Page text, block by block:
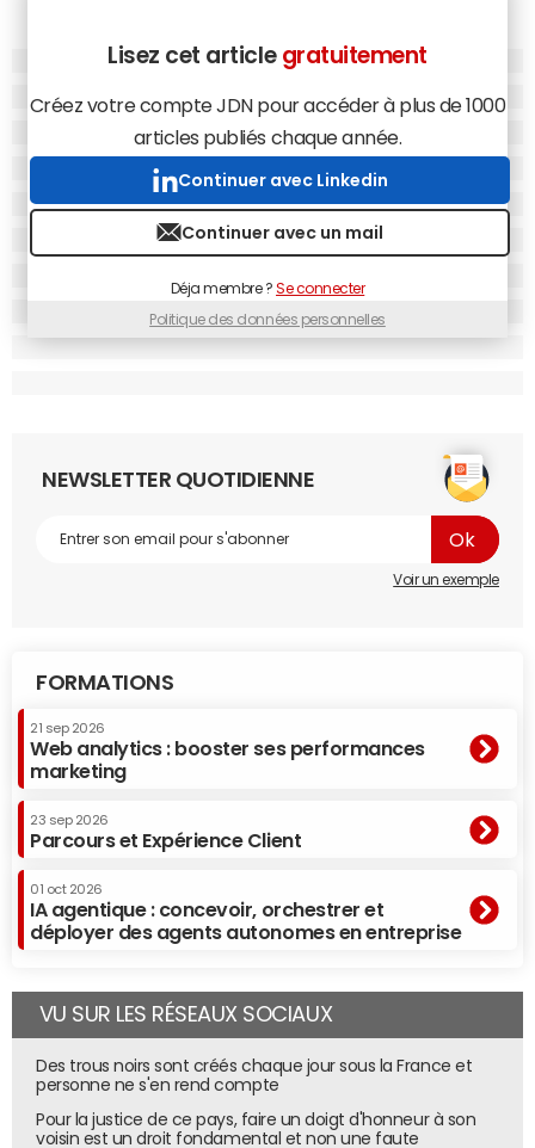
Lisez cet article gratuitement
Créez votre compte JDN pour accéder à plus de 1000
articles publiés chaque année.
Continuer avec Linkedin
Continuer avec un mail
Déja membre ?Se connecter
Politique des données personnelles
NEWSLETTER QUOTIDIENNE
Voir un exemple
FORMATIONS
21 sep 2026
Web analytics : booster ses performances
marketing
23 sep 2026
Parcours et Expérience Client
01 oct 2026
IA agentique : concevoir, orchestrer et
déployer des agents autonomes en entreprise
VU SUR LES RÉSEAUX SOCIAUX
Des trous noirs sont créés chaque jour sous la France et
personne ne s'en rend compte
Pour la justice de ce pays, faire un doigt d'honneur à son
voisin est un droit fondamental et non une faute